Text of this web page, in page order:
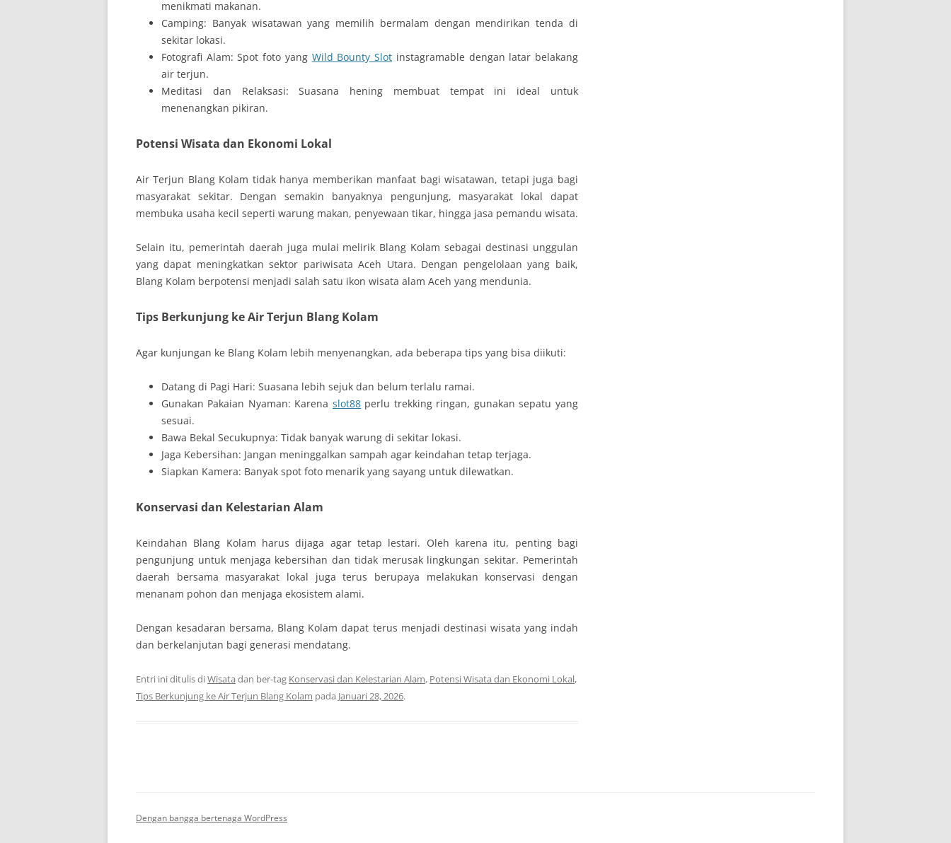
menikmati makanan.
Camping: Banyak wisatawan yang memilih bermalam dengan mendirikan tenda di
sekitar lokasi.
Fotografi Alam: Spot foto yang Wild Bounty Slot instagramable dengan latar belakang
air terjun.
Meditasi dan Relaksasi: Suasana hening membuat tempat ini ideal untuk
menenangkan pikiran.
Potensi Wisata dan Ekonomi Lokal
Air Terjun Blang Kolam tidak hanya memberikan manfaat bagi wisatawan, tetapi juga bagi
masyarakat sekitar. Dengan semakin banyaknya pengunjung, masyarakat lokal dapat
membuka usaha kecil seperti warung makan, penyewaan tikar, hingga jasa pemandu wisata.
Selain itu, pemerintah daerah juga mulai melirik Blang Kolam sebagai destinasi unggulan
yang dapat meningkatkan sektor pariwisata Aceh Utara. Dengan pengelolaan yang baik,
Blang Kolam berpotensi menjadi salah satu ikon wisata alam Aceh yang mendunia.
Tips Berkunjung ke Air Terjun Blang Kolam
Agar kunjungan ke Blang Kolam lebih menyenangkan, ada beberapa tips yang bisa diikuti:
Datang di Pagi Hari: Suasana lebih sejuk dan belum terlalu ramai.
Gunakan Pakaian Nyaman: Karena slot88 perlu trekking ringan, gunakan sepatu yang
sesuai.
Bawa Bekal Secukupnya: Tidak banyak warung di sekitar lokasi.
Jaga Kebersihan: Jangan meninggalkan sampah agar keindahan tetap terjaga.
Siapkan Kamera: Banyak spot foto menarik yang sayang untuk dilewatkan.
Konservasi dan Kelestarian Alam
Keindahan Blang Kolam harus dijaga agar tetap lestari. Oleh karena itu, penting bagi
pengunjung untuk menjaga kebersihan dan tidak merusak lingkungan sekitar. Pemerintah
daerah bersama masyarakat lokal juga terus berupaya melakukan konservasi dengan
menanam pohon dan menjaga ekosistem alami.
Dengan kesadaran bersama, Blang Kolam dapat terus menjadi destinasi wisata yang indah
dan berkelanjutan bagi generasi mendatang.
Entri ini ditulis diWisata dan ber-tag Konservasi dan Kelestarian Alam, Potensi Wisata dan Ekonomi Lokal,
Tips Berkunjung ke Air Terjun Blang Kolam pada Januari 28, 2026.
Dengan bangga bertenaga WordPress